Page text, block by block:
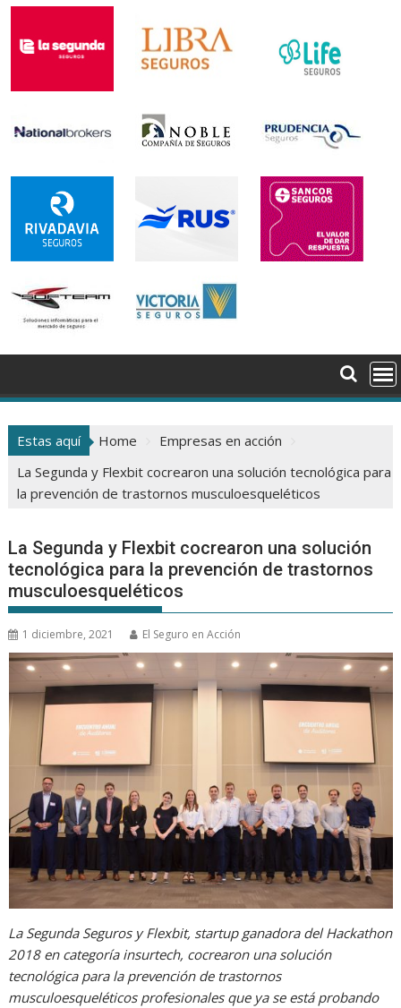
Estas aquí Home
Empresas en acción
La Segunda y Flexbit cocrearon una solución tecnológica para
la prevención de trastornos musculoesqueléticos
La Segunda y Flexbit cocrearon una solución
tecnológica para la prevención de trastornos
musculoesqueléticos
1 diciembre, 2021 El Seguro en Acción
La Segunda Seguros y Flexbit, startup ganadora del Hackathon
2018 en categoría insurtech, cocrearon una solución
tecnológica para la prevención de trastornos
musculoesqueléticos profesionales que ya se está probando